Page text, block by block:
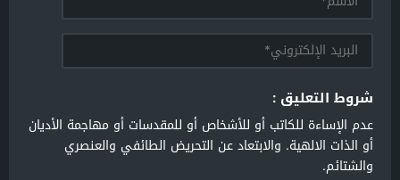
شروط التعليق :
عدم الإساءة للكاتب أو للأشخاص أو للمقدسات أو مهاجمة الأديان
أو الذات الالهية. والابتعاد عن التحريض الطائفي والعنصري
والشتائم.